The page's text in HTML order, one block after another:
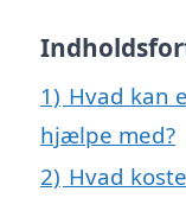
1) Hvad kan
hjælpe med?
2) Hvad